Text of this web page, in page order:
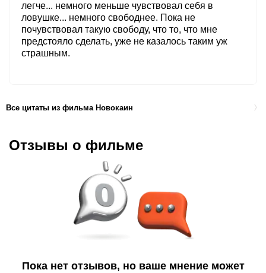
легче... немного меньше чувствовал себя в
ловушке... немного свободнее. Пока не
почувствовал такую свободу, что то, что мне
предстояло сделать, уже не казалось таким уж
страшным.
Все цитаты из фильма Новокаин
Отзывы о фильме
Пока нет отзывов, но ваше мнение может